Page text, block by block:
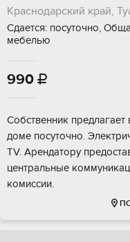
Краснодарский край,
Сдается: посуточно,
мебелью
990 
Собственник предлагает
доме посуточно.
TV. Арендатору
центральные
комиссии.